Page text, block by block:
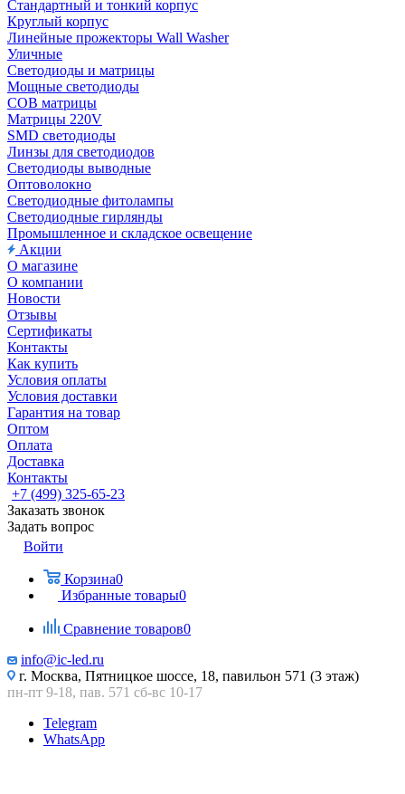
Стандартный и тонкий корпус
Круглый корпус
Линейные прожекторы Wall Washer
Уличные
Светодиоды и матрицы
Мощные светодиоды
COB матрицы
Матрицы 220V
SMD светодиоды
Линзы для светодиодов
Светодиоды выводные
Оптоволокно
Светодиодные фитолампы
Светодиодные гирлянды
Промышленное и складское освещение
Акции
О магазине
О компании
Новости
Отзывы
Сертификаты
Контакты
Как купить
Условия оплаты
Условия доставки
Гарантия на товар
Оптом
Оплата
Доставка
Контакты
+7 (499) 325-65-23
Заказать звонок
Задать вопрос
Войти
Корзина0
Избранные товары0
Сравнение товаров0
info@ic-led.ru
г. Москва, Пятницкое шоссе, 18, павильон 571 (3 этаж)
пн-пт 9-18, пав. 571 сб-вс 10-17
Telegram
WhatsApp